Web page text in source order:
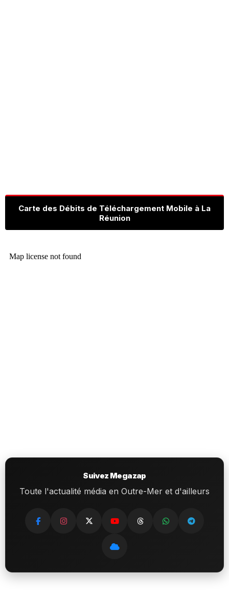
Carte des Débits de Téléchargement Mobile à La
Réunion
Suivez Megazap
Toute l'actualité média en Outre-Mer et d'ailleurs